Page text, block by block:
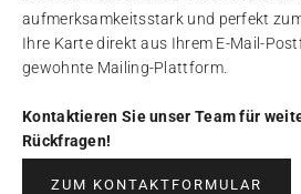
aufmerksamkeitsstark und perfekt
Ihre Karte direkt aus Ihrem E-Mail-
gewohnte Mailing-Plattform.
Kontaktieren Sie unser Team für
Rückfragen!
ZUM KONTAKTFORMULAR